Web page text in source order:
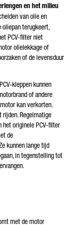
en het milieu
van olie en
oliepan terugkeert,
PCV-filter niet
olielekkage of
of de levensduur
kleppen kunnen
of andere
kan verkorten.
rijden. Regelmatige
het originele PCV-filter
de
kunnen lange tijd
in tegenstelling tot
met de motor